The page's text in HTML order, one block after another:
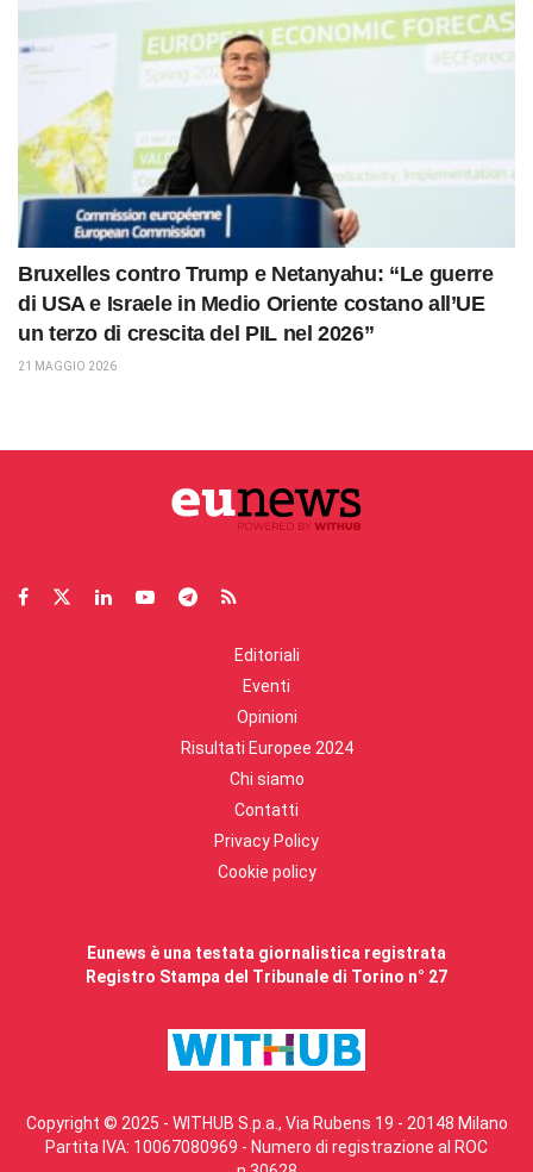
Bruxelles contro Trump e Netanyahu: “Le guerre
di USA e Israele in Medio Oriente costano all’UE
un terzo di crescita del PIL nel 2026”
21 MAGGIO 2026
Editoriali
Eventi
Opinioni
Risultati Europee 2024
Chi siamo
Contatti
Privacy Policy
Cookie policy
Eunews è una testata giornalistica registrata
Registro Stampa del Tribunale di Torino n° 27
Copyright © 2025 - WITHUB S.p.a., Via Rubens 19 - 20148 Milano
Partita IVA: 10067080969 - Numero di registrazione al ROC